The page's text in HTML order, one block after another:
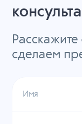
сделаем
Имя